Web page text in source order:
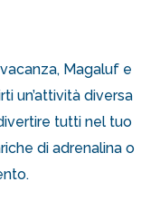
Magaluf e
un’attività diversa
tutti nel tuo
di adrenalina o